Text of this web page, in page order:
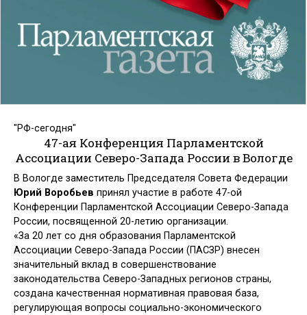
"РФ-сегодня"
47-ая Конференция Парламентской
Ассоциации Северо-Запада России в Вологде
В Вологде заместитель Председателя Совета Федерации
Юрий Воробьев принял участие в работе 47-ой
Конференции Парламентской Ассоциации Северо-Запада
России, посвященной 20-летию организации.
«За 20 лет со дня образования Парламентской
Ассоциации Северо-Запада России (ПАСЗР) внесен
значительный вклад в совершенствование
законодательства Северо-Западных регионов страны,
создана качественная нормативная правовая база,
регулирующая вопросы социально-экономического